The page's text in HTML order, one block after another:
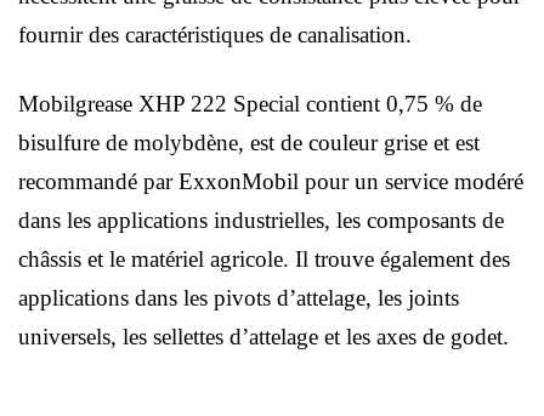
fournir des caractéristiques de canalisation.
Mobilgrease XHP 222 Special contient 0,75 % de
bisulfure de molybdène, est de couleur grise et est
recommandé par ExxonMobil pour un service modéré
dans les applications industrielles, les composants de
châssis et le matériel agricole. Il trouve également des
applications dans les pivots d’attelage, les joints
universels, les sellettes d’attelage et les axes de godet.